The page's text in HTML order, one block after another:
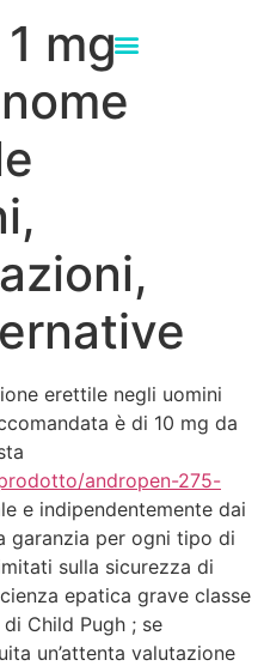
mg
erettile negli uomini
è di 10 mg da
andropen-275-
e indipendentemente dai
garanzia per ogni tipo di
sulla sicurezza di
epatica grave classe
Child Pugh ; se
un’attenta valutazione